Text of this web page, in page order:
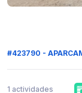
#423790 -
1 actividades